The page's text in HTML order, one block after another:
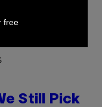
Still Pick
free